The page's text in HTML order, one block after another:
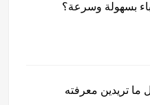
بسهولة وسرعة؟